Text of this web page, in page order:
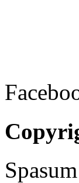
Spasum